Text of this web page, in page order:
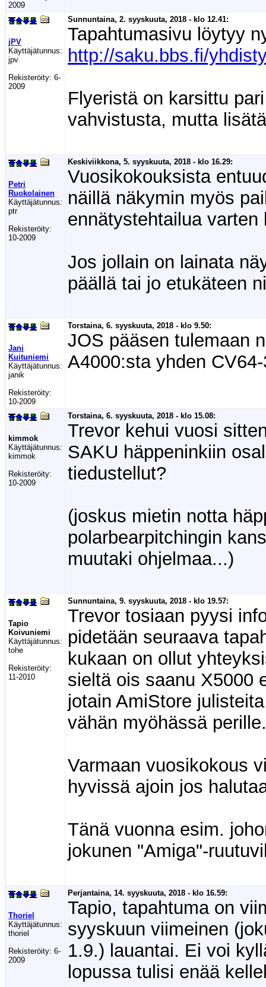
2009
jPV
Käyttäjätunnus:
jpv
Rekisteröity: 6-
2009
Sunnuntaina, 2. syyskuuta, 2018 - klo 12.41:
Tapahtumasivu löytyy
http://saku.bbs.fi/
Flyeristä on karsittu
vahvistusta, mutta
Petri
Ruokolainen
Käyttäjätunnus:
ptr
Rekisteröity:
10-2009
Keskiviikkona, 5. syyskuuta, 2018 - klo 16.29:
Vuosikokouksista
näillä näkymin myös
ennätystehtailua
Jos jollain on lainata
päällä tai jo etukäteen
Jani
Kuituniemi
Käyttäjätunnus:
janik
Rekisteröity:
10-2009
Torstaina, 6. syyskuuta, 2018 - klo 9.50:
JOS pääsen tulemaan
A4000:sta yhden
kimmok
Käyttäjätunnus:
kimmok
Rekisteröity:
10-2009
Torstaina, 6. syyskuuta, 2018 - klo 15.08:
Trevor kehui vuosi
SAKU häppeninkiin
tiedustellut?
(joskus mietin notta
polarbearpitchingin
muutaki ohjelmaa...)
Tapio
Koivuniemi
Käyttäjätunnus:
tohe
Rekisteröity:
11-2010
Sunnuntaina, 9. syyskuuta, 2018 - klo 19.57:
Trevor tosiaan pyysi
pidetään seuraava
kukaan on ollut
sieltä ois saanu X5000
jotain AmiStore
vähän myöhässä perille.
Varmaan vuosikokous
hyvissä ajoin jos
Tänä vuonna esim.
jokunen "Amiga"-
Thoriel
Käyttäjätunnus:
thoriel
Rekisteröity: 6-
2009
Perjantaina, 14. syyskuuta, 2018 - klo 16.59:
Tapio, tapahtuma on
syyskuun viimeinen
1.9.) lauantai. Ei voi
lopussa tulisi enää